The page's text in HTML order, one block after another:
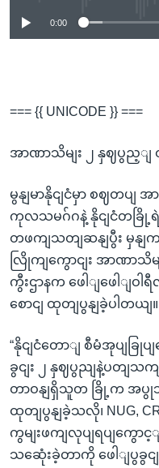
0:00
=== {{ UNICODE }} ===
အာဏာသိမျး ၂ နှဈပွည့ျ
မွနျမာနိုငျငံမှာ စဈတပျ
ကုလသမဂ်ဂနဲ့ နိုငျငံတခြို့
တဖကျသတျဆနျပွီး မှန
လြိုကျကွောငျး အာဏာသိမျ
ကွီးဌာနက ဖေါျဖေါျဝါ
စောငျ ထုတျပွနျခဲ့ပါတယျ။
“နိုငျငံတောျ စီမံအုပျခြုပ
ခွငျး ၂ နှဈပွညျနဲ့ပတျသ
တာဝနျရှိသူတ ခြို့က အပွုသ
ထုတျပွနျခဲ့သလို၊ NUG,
ကွမျးဖကျလုပျရပျကွော
သဆေုံးခဲ့တာကို ဖေါျပွခွ